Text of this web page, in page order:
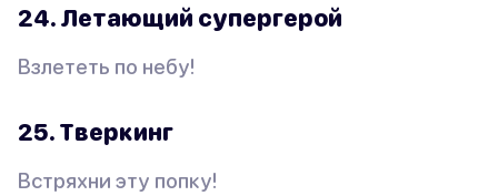
24. Летающий супергерой
Взлететь по небу!
25. Тверкинг
Встряхни эту попку!